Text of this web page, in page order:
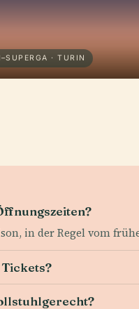
· TURIN
in der Regel vom